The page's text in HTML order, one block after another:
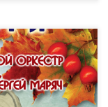
труда” на
духового